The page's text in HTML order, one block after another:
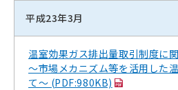
平成23年3月
温室効果ガス排出量取引制度に
～市場メカニズム等を活用した
て～ (PDF:980KB)